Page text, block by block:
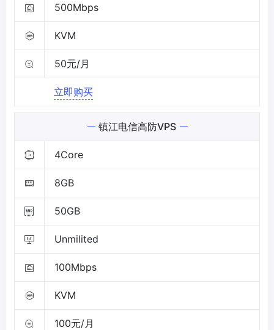
500Mbps
KVM
50元/月
立即购买
镇江电信高防VPS
4Core
8GB
50GB
Unmilited
100Mbps
KVM
100元/月